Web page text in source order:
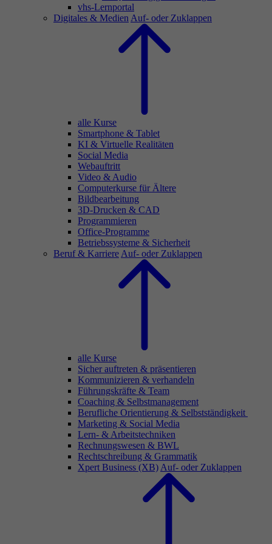
vhs-Lernportal
Digitales & Medien Auf- oder Zuklappen
alle Kurse
Smartphone & Tablet
KI & Virtuelle Realitäten
Social Media
Webauftritt
Video & Audio
Computerkurse für Ältere
Bildbearbeitung
3D-Drucken & CAD
Programmieren
Office-Programme
Betriebssysteme & Sicherheit
Beruf & Karriere Auf- oder Zuklappen
alle Kurse
Sicher auftreten & präsentieren
Kommunizieren & verhandeln
Führungskräfte & Team
Coaching & Selbstmanagement
Berufliche Orientierung & Selbstständigkeit
Marketing & Social Media
Lern- & Arbeitstechniken
Rechnungswesen & BWL
Rechtschreibung & Grammatik
Xpert Business (XB) Auf- oder Zuklappen